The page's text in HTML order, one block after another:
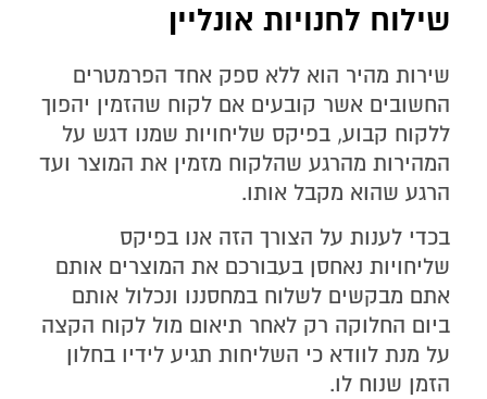
שילוח לחנויות אונליין
שירות מהיר הוא ללא ספק אחד הפרמטרים
החשובים אשר קובעים אם לקוח שהזמין יהפוך
ללקוח קבוע, בפיקס שליחויות שמנו דגש על
המהירות מהרגע שהלקוח מזמין את המוצר ועד
הרגע שהוא מקבל אותו.
בכדי לענות על הצורך הזה אנו בפיקס
שליחויות נאחסן בעבורכם את המוצרים אותם
אתם מבקשים לשלוח במחסננו ונכלול אותם
ביום החלוקה רק לאחר תיאום מול לקוח הקצה
על מנת לוודא כי השליחות תגיע לידיו בחלון
הזמן שנוח לו.